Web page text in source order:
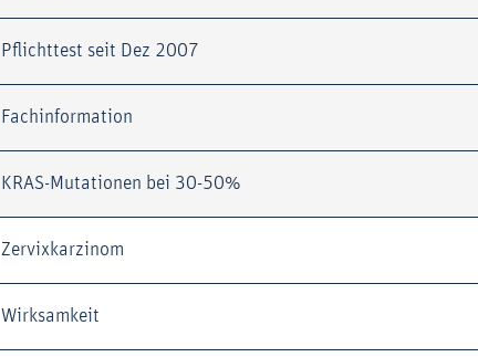
Pflichttest seit Dez 2007
Fachinformation
KRAS-Mutationen bei 30-50%
Zervixkarzinom
Wirksamkeit